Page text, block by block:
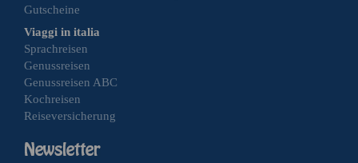
Gutscheine
Viaggi in italia
Sprachreisen
Genussreisen
Genussreisen ABC
Kochreisen
Reiseversicherung